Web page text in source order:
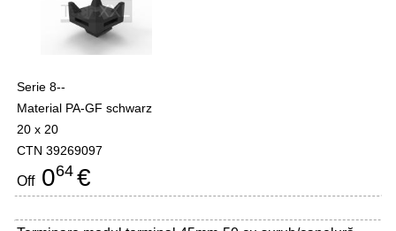
Serie 8--
Material PA-GF schwarz
20 x 20
CTN 39269097
Off064 €